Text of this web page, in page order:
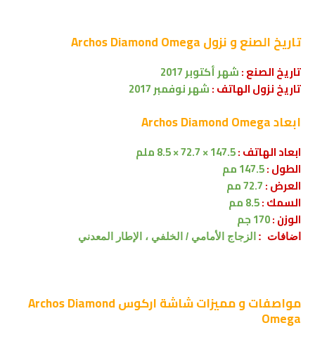
تاريخ الصنع و نزولArchos Diamond Omega
تاريخ الصنع :شهر أكتوبر 2017
تاريخ نزول الهاتف :شهر نوفمبر 2017
ابعادArchos Diamond Omega
ابعاد الهاتف :147.5 × 72.7 × 8.5 ملم
الطول :147.5 مم
العرض :
السمك :8.5 مم
الوزن :
اضافات : الزجاج الأمامي / الخلفي ، الإطار المعدني
مواصفات و مميزات شاشة اركوس Archos Diamond
Omega